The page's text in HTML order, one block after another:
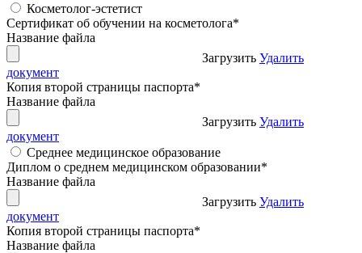
Косметолог-эстетист
Сертификат об обучении на косметолога*
Название файла
Загрузить Удалить
документ
Копия второй страницы паспорта*
Название файла
Загрузить Удалить
документ
Среднее медицинское образование
Диплом о среднем медицинском образовании*
Название файла
Загрузить Удалить
документ
Копия второй страницы паспорта*
Название файла